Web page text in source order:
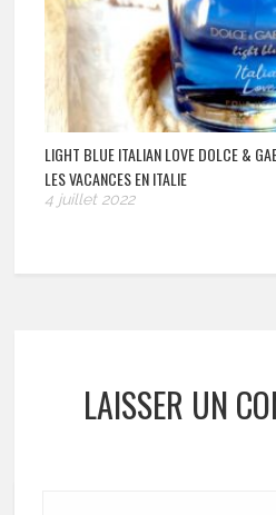
LIGHT BLUE ITALIAN LOVE DOLCE &
LES VACANCES EN ITALIE
4 juillet 2022
LAISSER UN